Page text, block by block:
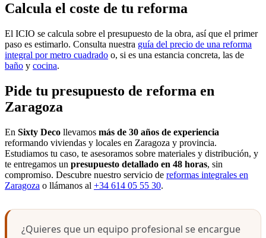
Calcula el coste de tu reforma
El ICIO se calcula sobre el presupuesto de la obra, así que el primer
paso es estimarlo. Consulta nuestra guía del precio de una reforma
integral por metro cuadrado o, si es una estancia concreta, las de
baño y cocina.
Pide tu presupuesto de reforma en
Zaragoza
En Sixty Deco llevamos más de 30 años de experiencia
reformando viviendas y locales en Zaragoza y provincia.
Estudiamos tu caso, te asesoramos sobre materiales y distribución, y
te entregamos un presupuesto detallado en 48 horas, sin
compromiso. Descubre nuestro servicio de reformas integrales en
Zaragoza o llámanos al +34 614 05 55 30.
¿Quieres que un equipo profesional se encargue